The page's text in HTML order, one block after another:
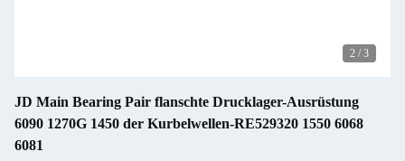
2 / 3
JD Main Bearing Pair flanschte Drucklager-Ausrüstung
6090 1270G 1450 der Kurbelwellen-RE529320 1550 6068
6081